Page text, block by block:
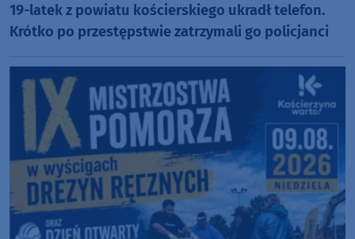
19-latek z powiatu kościerskiego ukradł telefon.
Krótko po przestępstwie zatrzymali go policjanci